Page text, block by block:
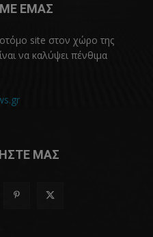
ΜΕ ΕΜΑΣ
site στον χώρο της
να καλύψει πένθιμα
ΜΑΣ